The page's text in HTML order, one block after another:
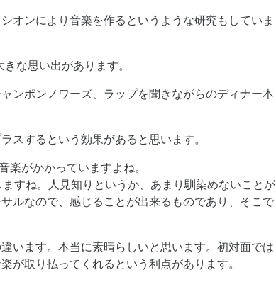
オンにより音楽を作るというような研究もしていま
な思い出があります。
ンポンノワーズ、ラップを聞きながらのディナー本
スするという効果があると思います。
がかかっていますよね。
すね。人見知りというか、あまり馴染めないことが
ルなので、感じることが出来るものであり、そこで
います。本当に素晴らしいと思います。初対面では
が取り払ってくれるという利点があります。